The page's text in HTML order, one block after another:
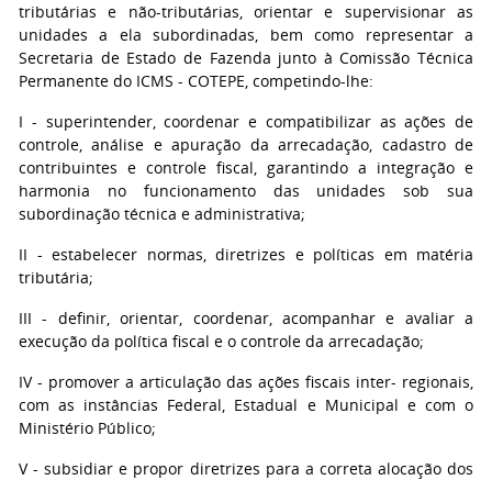
tributárias e não-tributárias, orientar e supervisionar as
unidades a ela subordinadas, bem como representar a
Secretaria de Estado de Fazenda junto à Comissão Técnica
Permanente do ICMS - COTEPE, competindo-lhe:
I - superintender, coordenar e compatibilizar as ações de
controle, análise e apuração da arrecadação, cadastro de
contribuintes e controle fiscal, garantindo a integração e
harmonia no funcionamento das unidades sob sua
subordinação técnica e administrativa;
II - estabelecer normas, diretrizes e políticas em matéria
tributária;
III - definir, orientar, coordenar, acompanhar e avaliar a
execução da política fiscal e o controle da arrecadação;
IV - promover a articulação das ações fiscais inter- regionais,
com as instâncias Federal, Estadual e Municipal e com o
Ministério Público;
V - subsidiar e propor diretrizes para a correta alocação dos